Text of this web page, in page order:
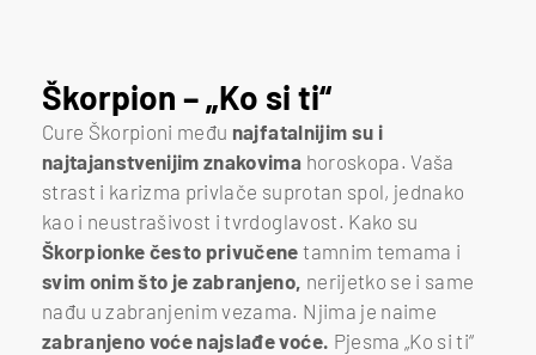
Škorpion – „Ko si ti“
Cure Škorpioni među najfatalnijim su i
najtajanstvenijim znakovima horoskopa. Vaša
strast i karizma privlače suprotan spol, jednako
kao i neustrašivost i tvrdoglavost. Kako su
Škorpionke često privučene tamnim temama i
svim onim što je zabranjeno, nerijetko se i same
nađu u zabranjenim vezama. Njima je naime
zabranjeno voće najslađe voće. Pjesma „Ko si ti“